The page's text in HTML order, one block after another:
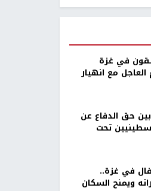
في غزة
مع انهيار
حق الدفاع عن
تحت
في غزة..
ويمنح السكان